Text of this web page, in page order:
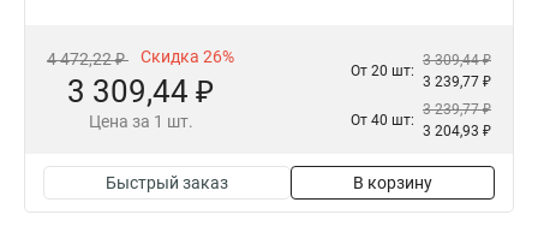
4 472,22 ₽ Скидка 26%
3 309,44 ₽
Цена за 1 шт.
От 20 шт:
3 309,44 ₽
3 239,77 ₽
От 40 шт:
3 239,77 ₽
3 204,93 ₽
Быстрый заказ В корзину